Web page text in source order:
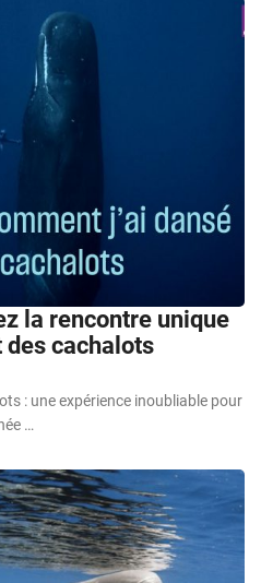
la rencontre unique
des cachalots
: une expérience inoubliable pour
…